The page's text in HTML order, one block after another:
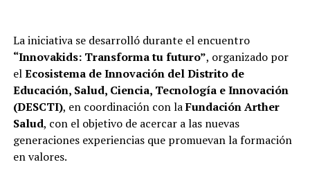
La iniciativa se desarrolló durante el encuentro
“Innovakids: Transforma tu futuro”, organizado por
elEcosistema de Innovación del Distrito de
Educación, Salud, Ciencia, Tecnología e Innovación
(DESCTI), en coordinación con laFundación Arther
Salud, con el objetivo de acercar a las nuevas
generaciones experiencias que promuevan la formación
en valores.